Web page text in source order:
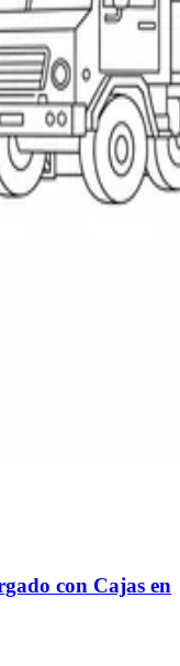
con Cajas en